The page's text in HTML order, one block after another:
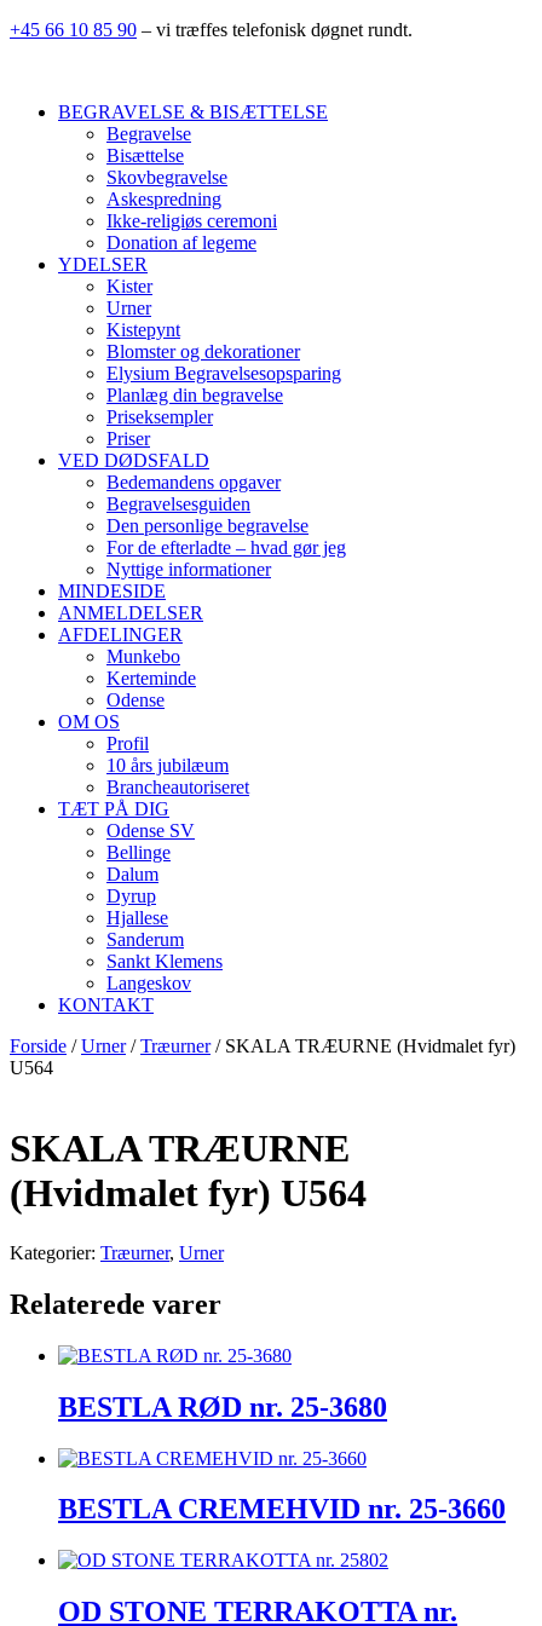
+45 66 10 85 90 – vi træffes telefonisk døgnet rundt.
BEGRAVELSE & BISÆTTELSE
Begravelse
Bisættelse
Skovbegravelse
Askespredning
Ikke-religiøs ceremoni
Donation af legeme
YDELSER
Kister
Urner
Kistepynt
Blomster og dekorationer
Elysium Begravelsesopsparing
Planlæg din begravelse
Priseksempler
Priser
VED DØDSFALD
Bedemandens opgaver
Begravelsesguiden
Den personlige begravelse
For de efterladte – hvad gør jeg
Nyttige informationer
MINDESIDE
ANMELDELSER
AFDELINGER
Munkebo
Kerteminde
Odense
OM OS
Profil
10 års jubilæum
Brancheautoriseret
TÆT PÅ DIG
Odense SV
Bellinge
Dalum
Dyrup
Hjallese
Sanderum
Sankt Klemens
Langeskov
KONTAKT
Forside /Urner/Træurner/ SKALA TRÆURNE (Hvidmalet fyr)
U564
SKALA TRÆURNE
(Hvidmalet fyr) U564
Kategorier: Træurner, Urner
Relaterede varer
BESTLA RØD nr. 25-3680
BESTLA CREMEHVID nr. 25-3660
OD STONE TERRAKOTTA nr.